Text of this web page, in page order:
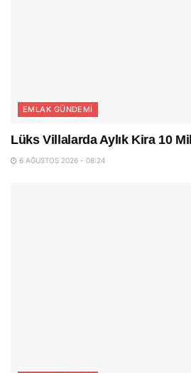
EMLAK GÜNDEMI
Lüks Villalarda Aylık Kira 10
6 AĞUSTOS 2026 - 08:24